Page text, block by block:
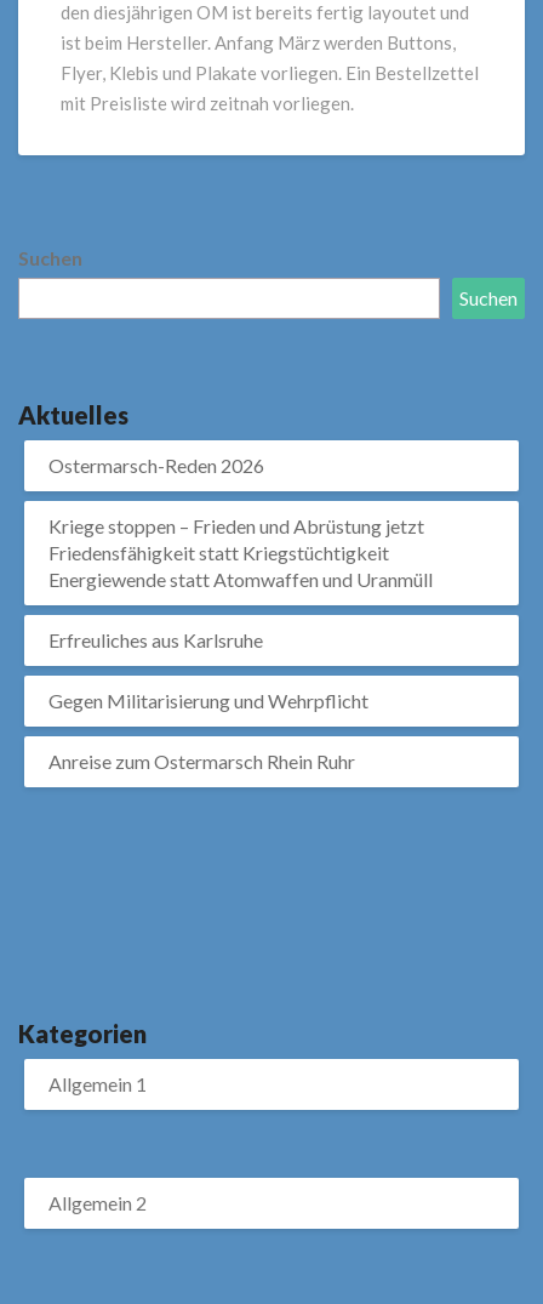
den diesjährigen OM ist bereits fertig layoutet und
ist beim Hersteller. Anfang März werden Buttons,
Flyer, Klebis und Plakate vorliegen. Ein Bestellzettel
mit Preisliste wird zeitnah vorliegen.
Suchen
Suchen
Aktuelles
Ostermarsch-Reden 2026
Kriege stoppen – Frieden und Abrüstung jetzt
Friedensfähigkeit statt Kriegstüchtigkeit
Energiewende statt Atomwaffen und Uranmüll
Erfreuliches aus Karlsruhe
Gegen Militarisierung und Wehrpflicht
Anreise zum Ostermarsch Rhein Ruhr
Kategorien
Allgemein 1
Allgemein 2